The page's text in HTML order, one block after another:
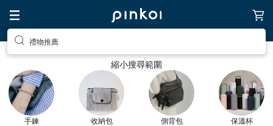
禮物推薦
縮小搜尋範圍
手鍊 收納包 側背包 保溫杯